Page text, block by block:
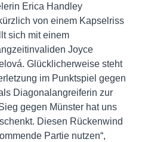
Erica Handley
von einem Kapselriss
sich mit einem
Joyce
Glücklicherweise steht
im Punktspiel gegen
Diagonalangreiferin zur
gegen Münster hat uns
Diesen Rückenwind
Partie nutzen“,